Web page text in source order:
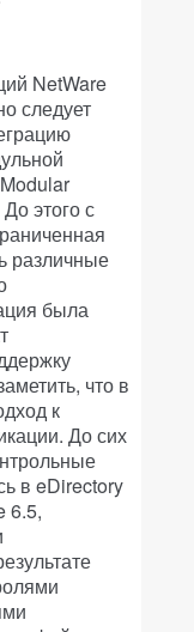
NetWare
следует
этого с
различные
была
что в
к
До сих
в eDirectory
6.5,